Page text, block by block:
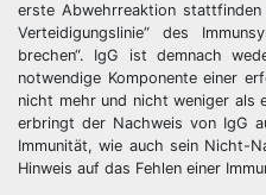
erste Abwehrreaktion
Verteidigungslinie“ des
brechen“. IgG ist demnach
notwendige Komponente einer
nicht mehr und nicht weniger als
erbringt der Nachweis von IgG
Immunität, wie auch sein Nicht-
Hinweis auf das Fehlen einer